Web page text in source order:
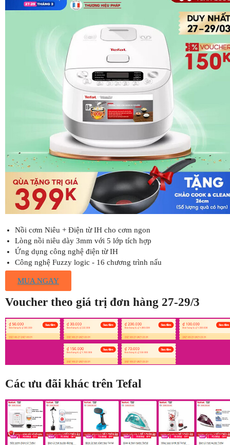
Nồi cơm Niêu + Điện từ IH cho cơm ngon
Lòng nồi niêu dày 3mm với 5 lớp tích hợp
Ứng dụng công nghệ điện từ IH
Công nghệ Fuzzy logic - 16 chương trình nấu
MUA NGAY
Voucher theo giá trị đơn hàng 27-29/3
Các ưu đãi khác trên Tefal